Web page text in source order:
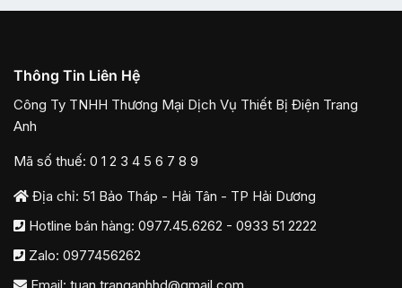
Thông Tin Liên Hệ
Công Ty TNHH Thương Mại Dịch Vụ Thiết Bị Điện Trang
Anh
Mã số thuế: 0 1 2 3 4 5 6 7 8 9
Địa chỉ: 51 Bảo Tháp - Hải Tân - TP Hải Dương
Hotline bán hàng: 0977.45.6262 - 0933 51 2222
Zalo: 0977456262